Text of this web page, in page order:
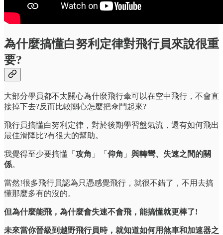
為什麼搞懂白努利定律對飛行員來說很重
要?
大部分學員都不太關心為什麼飛行傘可以在空中飛行，不會直
接掉下去?反而比較關心怎麼把傘鬥起來?
飛行員搞懂白努利定律，對於後期學習盤氣流，還有如何飛出
最佳滑降比?有很大的幫助。
我覺得至少要搞懂「 攻角 」「 仰角 」 與轉彎、失速之間的關
係。
當然!很多飛行員認為只憑感覺飛行，就很不錯了，不用去搞
懂那麼多有的沒的。
但為什麼能飛，為什麼會失速不會飛，能搞懂就更棒了!
未來當你晉級到越野飛行員時，就知道如何用煞車和加速器之